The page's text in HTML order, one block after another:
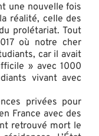
nouvelle fois
réalité, celle des
prolétariat. Tout
où notre cher
car il avait
» avec 1000
vivant avec
privées pour
France avec des
retrouvé mort le